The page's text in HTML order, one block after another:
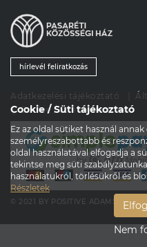
Cookie / Süti tájékoztató
Ez az oldal sütiket használ
személyreszabottabb és
oldal használatával elfogadja a
tekintse meg süti
használatukról, törlésükről és
Részletek
Nem
hírlevél feliratkozás
Adatkezelési tájékoztató
Cookie / Süti tájékoztató
© 2021 BY POSITIVE ADAMSKY